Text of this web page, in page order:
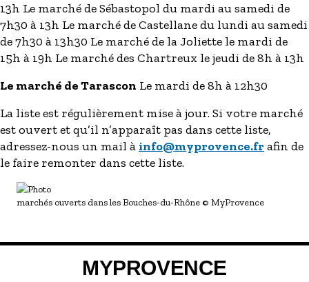
13h Le marché de Sébastopol du mardi au samedi de
7h30 à 13h Le marché de Castellane du lundi au samedi
de 7h30 à 13h30 Le marché de la Joliette le mardi de
15h à 19h Le marché des Chartreux le jeudi de 8h à 13h
Le marché de Tarascon Le mardi de 8h à 12h30
La liste est régulièrement mise à jour. Si votre marché
est ouvert et qu’il n’apparaît pas dans cette liste,
adressez-nous un mail à info@myprovence.frafin de
le faire remonter dans cette liste.
marchés ouverts dans les Bouches-du-Rhône © MyProvence
MYPROVENCE